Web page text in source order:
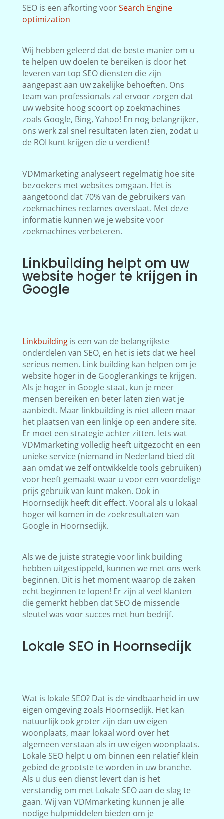
SEO is een afkorting voorSearch Engine
optimization
Wij hebben geleerd dat de beste manier om u
te helpen uw doelen te bereiken is door het
leveren van top SEO diensten die zijn
aangepast aan uw zakelijke behoeften. Ons
team van professionals zal ervoor zorgen dat
uw website hoog scoort op zoekmachines
zoals Google, Bing, Yahoo! En nog belangrijker,
ons werk zal snel resultaten laten zien, zodat u
de ROI kunt krijgen die u verdient!
VDMmarketing analyseert regelmatig hoe site
bezoekers met websites omgaan. Het is
aangetoond dat 70% van de gebruikers van
zoekmachines reclames overslaat. Met deze
informatie kunnen we je website voor
zoekmachines verbeteren.
Linkbuilding helpt om uw
website hoger te krijgen in
Google
Linkbuildingis een van de belangrijkste
onderdelen van SEO, en het is iets dat we heel
serieus nemen. Link building kan helpen om je
website hoger in de Googlerankings te krijgen.
Als je hoger in Google staat, kun je meer
mensen bereiken en beter laten zien wat je
aanbiedt. Maar linkbuilding is niet alleen maar
het plaatsen van een linkje op een andere site.
Er moet een strategie achter zitten. Iets wat
VDMmarketing volledig heeft uitgezocht en een
unieke service (niemand in Nederland bied dit
aan omdat we zelf ontwikkelde tools gebruiken)
voor heeft gemaakt waar u voor een voordelige
prijs gebruik van kunt maken. Ook in
Hoornsedijk heeft dit effect. Vooral als u lokaal
hoger wil komen in de zoekresultaten van
Google in Hoornsedijk.
Als we de juiste strategie voor link building
hebben uitgestippeld, kunnen we met ons werk
beginnen. Dit is het moment waarop de zaken
echt beginnen te lopen! Er zijn al veel klanten
die gemerkt hebben dat SEO de missende
sleutel was voor succes met hun bedrijf.
Lokale SEO in Hoornsedijk
Wat is lokale SEO? Dat is de vindbaarheid in uw
eigen omgeving zoals Hoornsedijk. Het kan
natuurlijk ook groter zijn dan uw eigen
woonplaats, maar lokaal word over het
algemeen verstaan als in uw eigen woonplaats.
Lokale SEO helpt u om binnen een relatief klein
gebied de grootste te worden in uw branche.
Als u dus een dienst levert dan is het
verstandig om met Lokale SEO aan de slag te
gaan. Wij van VDMmarketing kunnen je alle
nodige hulpmiddelen bieden om je